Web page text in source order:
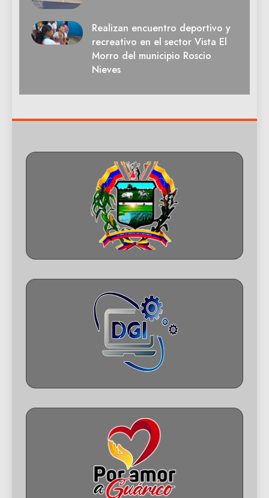
Realizan encuentro deportivo y
recreativo en el sector Vista El
Morro del municipio Roscio
Nieves